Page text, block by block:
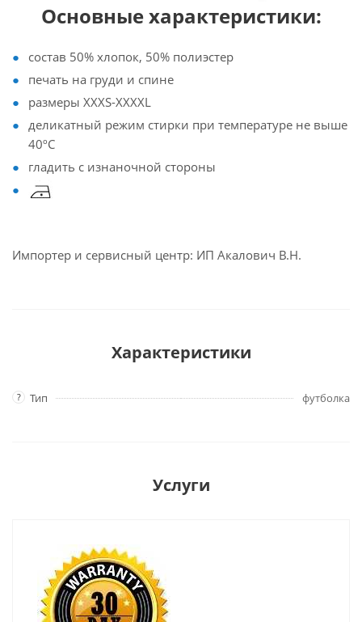
Основные характеристики:
состав 50% хлопок, 50% полиэстер
печать на груди и спине
размеры XXXS-XXXXL
деликатный режим стирки при температуре не выше
40ºC
гладить с изнаночной стороны
Импортер и сервисный центр: ИП Акалович В.Н.
Характеристики
? Тип футболка
Услуги